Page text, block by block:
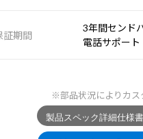
証期間
3年間センド
電話サポート
※部品状況によりカス